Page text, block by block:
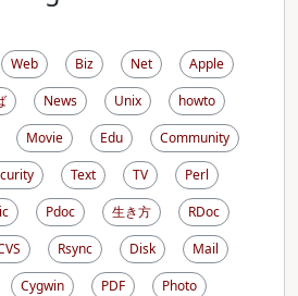
Web Biz Net
Apple
News Unix
howto
Movie Edu
Community
Text TV
Perl
Pdoc 生き方
RDoc
Rsync Disk
Mail
Cygwin PDF
Photo